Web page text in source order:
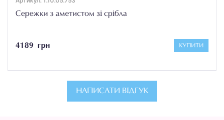
Сережки з аметистом зі срібла
4189 грн КУПИТИ
НАПИСАТИ ВІДГУК